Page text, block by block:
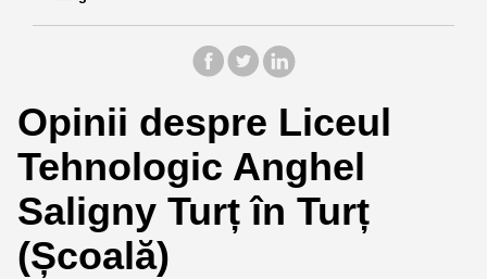
Opinii despre Liceul
Tehnologic Anghel
Saligny Turț în Turț
(Școală)